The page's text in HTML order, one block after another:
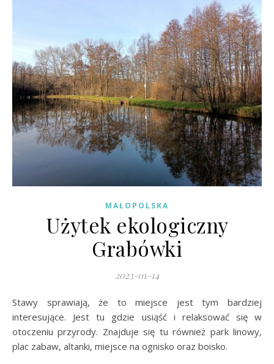
MAŁOPOLSKA
Użytek ekologiczny
Grabówki
2023-01-14
Stawy sprawiają, że to miejsce jest tym bardziej
interesujące. Jest tu gdzie usiąść i relaksować się w
otoczeniu przyrody. Znajduje się tu również park linowy,
plac zabaw, altanki, miejsce na ognisko oraz boisko.